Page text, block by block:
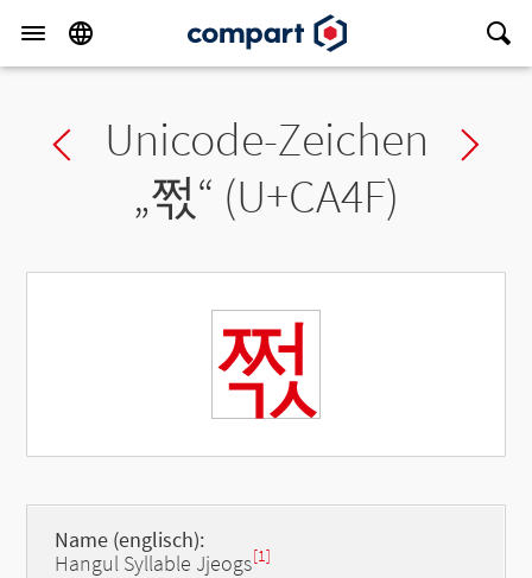
Previous char
Unicode-Zeichen
„쩏“ (U+CA4F)
쩏
Name (englisch):
Hangul Syllable Jjeogs[1]